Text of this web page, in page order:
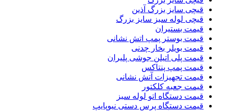
قیچی سایز بزرگ آذین
قیچی لوله سبز سایز بزرگ
قیمت بستیران
قیمت بوستر پمپ اتش نشانی
قیمت بویلر بخار چدنی
قیمت پلی اتیلن جوشی پلیران
قیمت پمپ پنتاکس
قیمت تجهیزات آتش نشانی
قیمت جعبه کلکتور
قیمت دستگاه اتو لوله سبز
قیمت دستگاه پرس دستی نیوپایپ